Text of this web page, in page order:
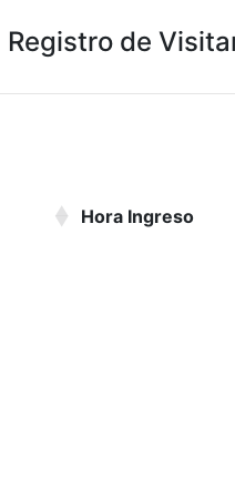
Registro de
Hora Ingreso